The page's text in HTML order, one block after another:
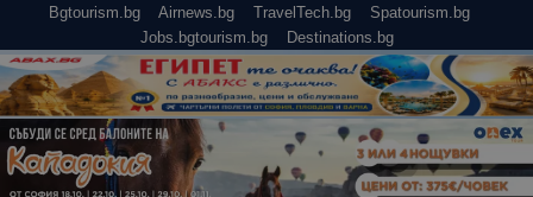
Bgtourism.bg Airnews.bg TravelTech.bg
Spatourism.bg
Jobs.bgtourism.bg
Destinations.bg